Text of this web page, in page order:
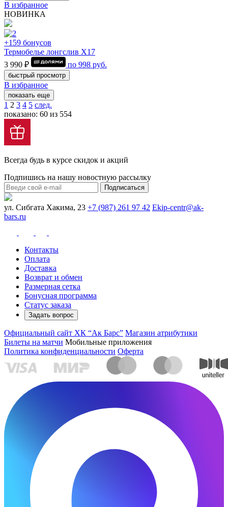
В избранное
НОВИНКА
+159 бонусов
Термобелье лонгслив Х17
3 990 ₽
по 998 руб.
быстрый просмотр
В избранное
показать еще
1 2 3 4 5 след.
показано: 60 из 554
Всегда будь в курсе скидок и акций
Подпишись на нашу новостную рассылку
Подписаться
ул. Сибгата Хакима, 23 +7 (987) 261 97 42 Ekip-centr@ak-
bars.ru
Контакты
Оплата
Доставка
Возврат и обмен
Размерная сетка
Бонусная программа
Статус заказа
Задать вопрос
Официальный сайт ХК “Ак Барс” Магазин атрибутики
Билеты на матчи Мобильные приложения
Политика конфиденциальности Оферта